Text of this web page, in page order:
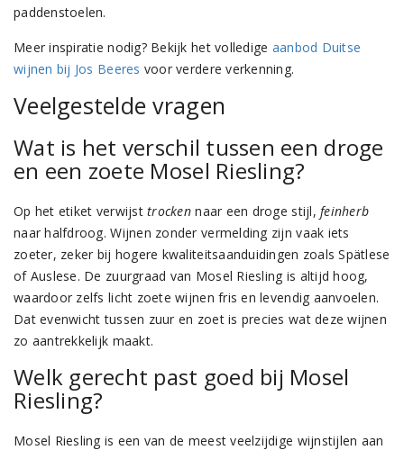
paddenstoelen.
Meer inspiratie nodig? Bekijk het volledige aanbod Duitse
wijnen bij Jos Beeres voor verdere verkenning.
Veelgestelde vragen
Wat is het verschil tussen een droge
en een zoete Mosel Riesling?
Op het etiket verwijsttrocken naar een droge stijl,feinherb
naar halfdroog. Wijnen zonder vermelding zijn vaak iets
zoeter, zeker bij hogere kwaliteitsaanduidingen zoals Spätlese
of Auslese. De zuurgraad van Mosel Riesling is altijd hoog,
waardoor zelfs licht zoete wijnen fris en levendig aanvoelen.
Dat evenwicht tussen zuur en zoet is precies wat deze wijnen
zo aantrekkelijk maakt.
Welk gerecht past goed bij Mosel
Riesling?
Mosel Riesling is een van de meest veelzijdige wijnstijlen aan